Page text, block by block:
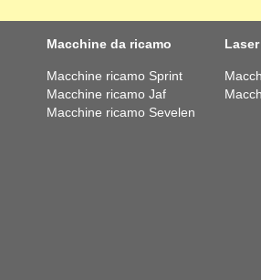
Macchine da ricamo
Macchine ricamo Sprint
Macchine ricamo Jaf
Macchine ricamo Sevelen